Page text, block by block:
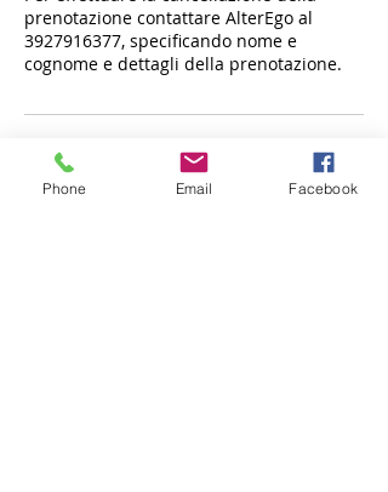
prenotazione contattare AlterEgo al
3927916377, specificando nome e
cognome e dettagli della prenotazione.
Dettagli di contatto
Phone Email Facebook